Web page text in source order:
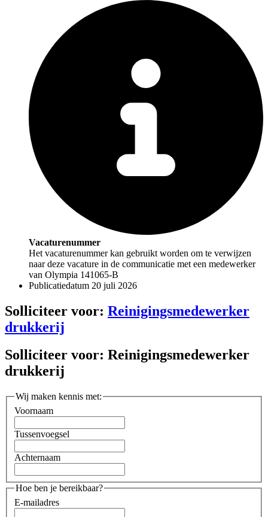
Vacaturenummer
Het vacaturenummer kan gebruikt worden om te verwijzen
naar deze vacature in de communicatie met een medewerker
van Olympia 141065-B
Publicatiedatum 20 juli 2026
Solliciteer voor: Reinigingsmedewerker
drukkerij
Solliciteer voor: Reinigingsmedewerker
drukkerij
Wij maken kennis met:
Voornaam
Tussenvoegsel
Achternaam
Hoe ben je bereikbaar?
E-mailadres